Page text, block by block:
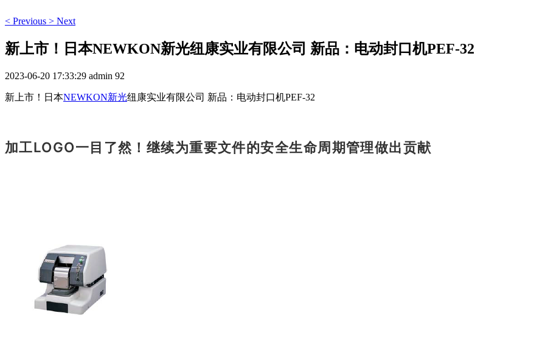
< Previous > Next
新上市！日本NEWKON新光纽康实业有限公司 新品：电动封口机PEF-32
2023-06-20 17:33:29 admin 92
新上市！日本NEWKON新光纽康实业有限公司 新品：电动封口机PEF-32
加工LOGO一目了然！ 继续为重要文件的安全生命周期管理做出贡献